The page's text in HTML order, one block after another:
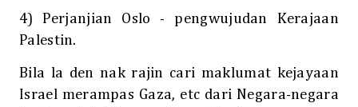
4) Perjanjian Oslo - pengwujudan Kerajaan
Palestin.
Bila la den nak rajin cari maklumat kejayaan
Israel merampas Gaza, etc dari Negara-negara